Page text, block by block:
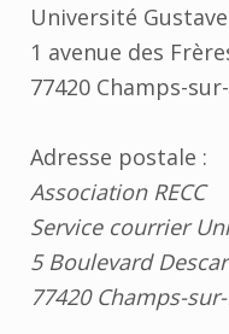
Université
1 avenue des
77420 Champs-
Adresse postale :
Association RECC
Service courrier
5 Boulevard
77420 Champs-